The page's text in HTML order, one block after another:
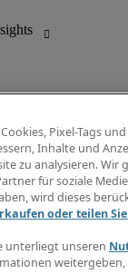
Pixel-Tags
Inhalte und
zu analysieren.
für soziale
wird dieses
oder teilen
unterliegt unseren